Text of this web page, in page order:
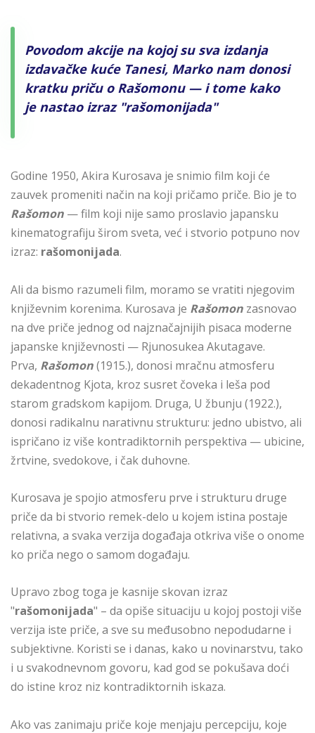
Povodom akcije na kojoj su sva izdanja
izdavačke kuće Tanesi, Marko nam donosi
kratku priču o Rašomonu — i tome kako
je nastao izraz "rašomonijada"
Godine 1950, Akira Kurosava je snimio film koji će
zauvek promeniti način na koji pričamo priče. Bio je to
Rašomon — film koji nije samo proslavio japansku
kinematografiju širom sveta, već i stvorio potpuno nov
izraz: rašomonijada.
Ali da bismo razumeli film, moramo se vratiti njegovim
književnim korenima. Kurosava je Rašomon zasnovao
na dve priče jednog od najznačajnijih pisaca moderne
japanske književnosti — Rjunosukea Akutagave.
Prva, Rašomon(1915.), donosi mračnu atmosferu
dekadentnog Kjota, kroz susret čoveka i leša pod
starom gradskom kapijom. Druga, U žbunju (1922.),
donosi radikalnu narativnu strukturu: jedno ubistvo, ali
ispričano iz više kontradiktornih perspektiva — ubicine,
žrtvine, svedokove, i čak duhovne.
Kurosava je spojio atmosferu prve i strukturu druge
priče da bi stvorio remek-delo u kojem istina postaje
relativna, a svaka verzija događaja otkriva više o onome
ko priča nego o samom događaju.
Upravo zbog toga je kasnije skovan izraz
"rašomonijada" – da opiše situaciju u kojoj postoji više
verzija iste priče, a sve su međusobno nepodudarne i
subjektivne. Koristi se i danas, kako u novinarstvu, tako
i u svakodnevnom govoru, kad god se pokušava doći
do istine kroz niz kontradiktornih iskaza.
Ako vas zanimaju priče koje menjaju percepciju, koje